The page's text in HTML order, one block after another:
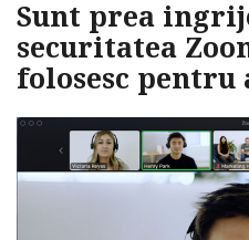
Sunt prea
securitatea
folosesc pentru